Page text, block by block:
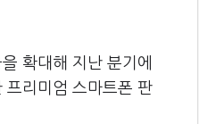
확대해 지난 분기에
리미엄 스마트폰 판